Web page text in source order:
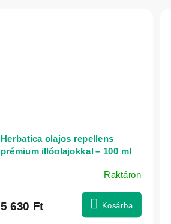
Herbatica olajos repellens
prémium illóolajokkal – 100 ml
Raktáron
5 630 Ft Kosárba